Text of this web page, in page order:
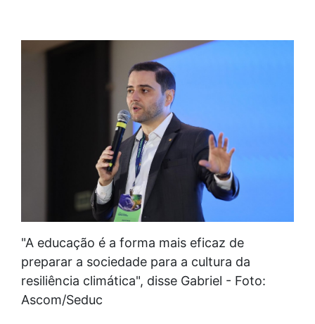
"A educação é a forma mais eficaz de
preparar a sociedade para a cultura da
resiliência climática", disse Gabriel - Foto:
Ascom/Seduc